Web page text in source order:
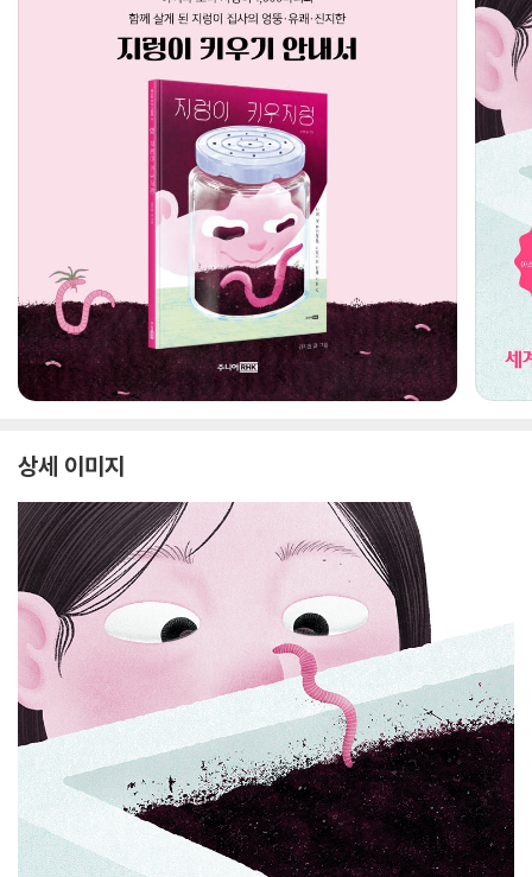
상세 이미지